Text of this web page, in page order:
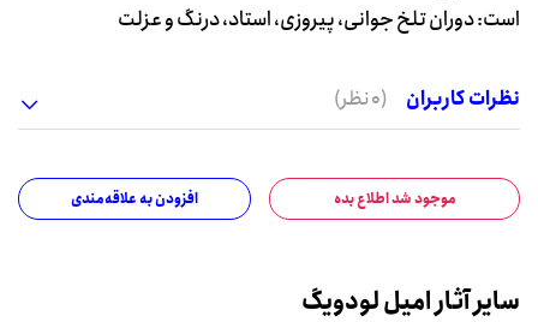
است: دوران تلخ جوانی، پیروزی، استاد، درنگ و عزلت
نظرات کاربران (0 نظر)
موجود شد اطلاع بده افزودن به علاقه‌مندی
سایر آثار امیل لودویگ